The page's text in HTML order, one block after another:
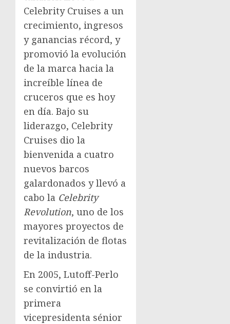
Celebrity Cruises a un
crecimiento, ingresos
y ganancias récord, y
promovió la evolución
de la marca hacia la
increíble línea de
cruceros que es hoy
en día. Bajo su
liderazgo, Celebrity
Cruises dio la
bienvenida a cuatro
nuevos barcos
galardonados y llevó a
cabo la Celebrity
Revolution, uno de los
mayores proyectos de
revitalización de flotas
de la industria.
En 2005, Lutoff-Perlo
se convirtió en la
primera
vicepresidenta sénior